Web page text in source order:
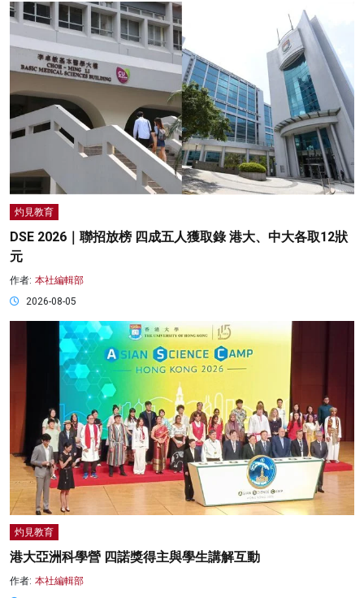
灼見教育
DSE 2026｜聯招放榜 四成五人獲取錄 港大、中大各取12狀
元
作者: 本社編輯部
2026-08-05
灼見教育
港大亞洲科學營 四諾獎得主與學生講解互動
作者: 本社編輯部